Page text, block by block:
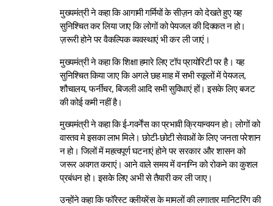
मुख्यमंत्री ने कहा कि आगामी गर्मियों के सीज़न को देखते हुए यह
सुनिश्चित कर लिया जाए कि लोगों को पेयजल की दिक्कत न हो।
ज़रूरी होने पर वैकल्पिक व्यवस्थाएं भी कर ली जाएं।
मुख्यमंत्री ने कहा कि शिक्षा हमारे लिए टॉप प्रायोरिटी पर है। यह
सुनिश्चित किया जाए कि अगले छह माह में सभी स्कूलों में पेयजल,
शौचालय, फर्नीचर, बिजली आदि सभी सुविधाएं हों। इसके लिए बजट
की कोई कमी नहीं है।
मुख्यमंत्री ने कहा कि ई-गवर्नेंस का प्रभावी क्रियान्वयन हो। लोगों को
वास्तव मे इसका लाभ मिले। छोटी-छोटी सेवाओं के लिए जनता परेशान
न हो। जिलों में महत्वपूर्ण घटनाएं होने पर सरकार और शासन को
जरूर अवगत कराएं। आने वाले समय में वनाग्नि को रोकने का कुशल
प्रबंधन हो। इसके लिए अभी से तैयारी कर ली जाए।
उन्होंने कहा कि फॉरेस्ट क्लीयरेंस के मामलों की लगातार मानिटरिंग की